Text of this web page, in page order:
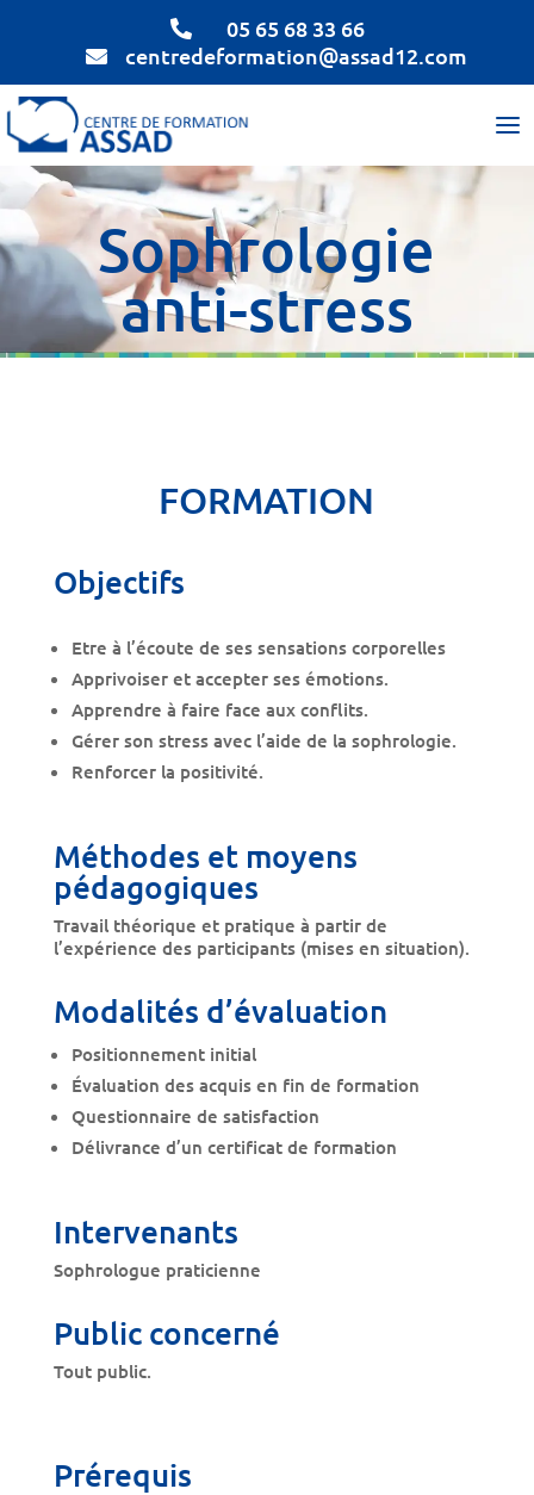
 05 65 68 33 66
 centredeformation@assad12.com
Sophrologie
anti-stress
FORMATION
Objectifs
Etre à l’écoute de ses sensations corporelles
Apprivoiser et accepter ses émotions.
Apprendre à faire face aux conflits.
Gérer son stress avec l’aide de la sophrologie.
Renforcer la positivité.
Méthodes et moyens
pédagogiques
Travail théorique et pratique à partir de
l’expérience des participants (mises en situation).
Modalités d’évaluation
Positionnement initial
Évaluation des acquis en fin de formation
Questionnaire de satisfaction
Délivrance d’un certificat de formation
Intervenants
Sophrologue praticienne
Public concerné
Tout public.
Prérequis